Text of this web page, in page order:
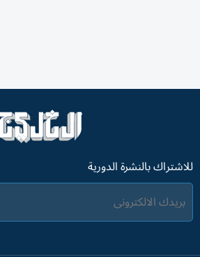
للاشتراك بالنشرة الدورية